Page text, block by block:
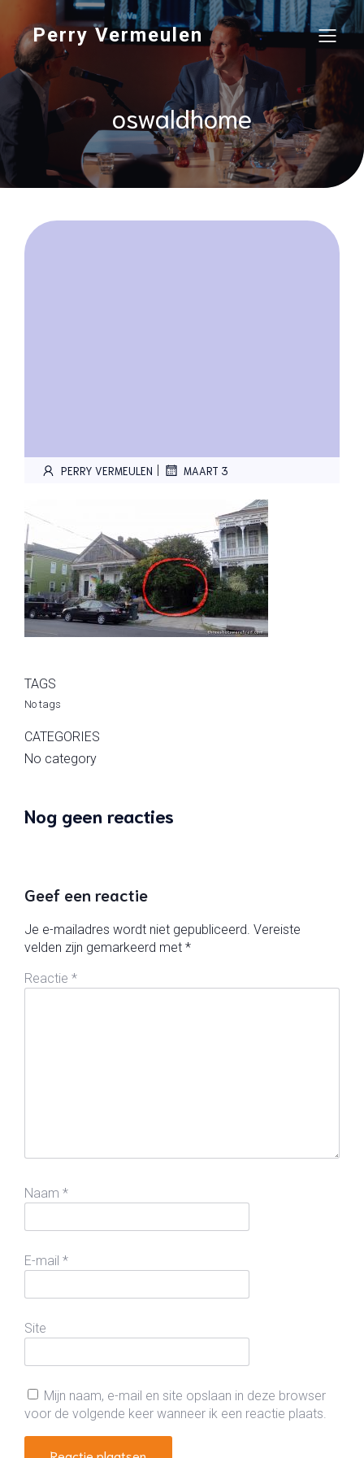
Perry Vermeulen
oswaldhome
PERRY VERMEULEN | MAART 3
TAGS
No tags
CATEGORIES
No category
Nog geen reacties
Geef een reactie
Je e-mailadres wordt niet gepubliceerd. Vereiste
velden zijn gemarkeerd met *
Reactie *
Naam *
E-mail *
Site
Mijn naam, e-mail en site opslaan in deze browser
voor de volgende keer wanneer ik een reactie plaats.